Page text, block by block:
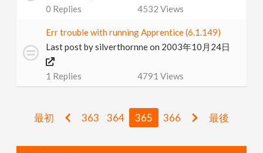
0 Replies 4532 Views
Err trouble with running Apprentice (6.1.149)
Last post bysilverthornneon 2003年10月24日
1 Replies 4791 Views
最初 363 364 365 366 最後